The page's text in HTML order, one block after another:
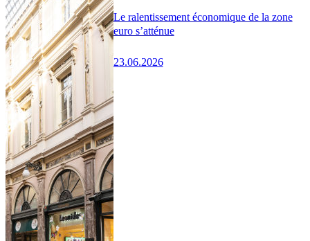
Le ralentissement économique de la zone
euro s’atténue
23.06.2026